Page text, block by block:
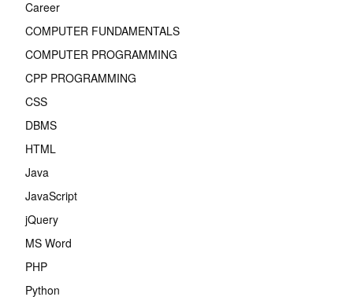
Career
COMPUTER FUNDAMENTALS
COMPUTER PROGRAMMING
CPP PROGRAMMING
CSS
DBMS
HTML
Java
JavaScript
jQuery
MS Word
PHP
Python